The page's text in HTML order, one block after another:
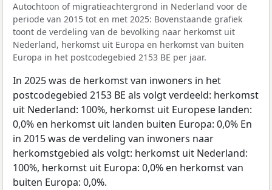
Autochtoon of migratieachtergrond in Nederland voor de
periode van 2015 tot en met 2025: Bovenstaande grafiek
toont de verdeling van de bevolking naar herkomst uit
Nederland, herkomst uit Europa en herkomst van buiten
Europa in het postcodegebied 2153 BE per jaar.
In 2025 was de herkomst van inwoners in het
postcodegebied 2153 BE als volgt verdeeld: herkomst
uit Nederland: 100%, herkomst uit Europese landen:
0,0% en herkomst uit landen buiten Europa: 0,0% En
in 2015 was de verdeling van inwoners naar
herkomstgebied als volgt: herkomst uit Nederland:
100%, herkomst uit Europa: 0,0% en herkomst van
buiten Europa: 0,0%.